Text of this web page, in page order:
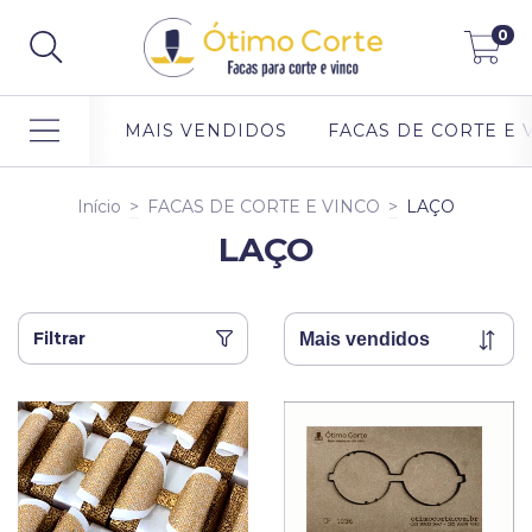
0
MAIS VENDIDOS FACAS DE CORTE E
Início > FACAS DE CORTE E VINCO > LAÇO
LAÇO
Filtrar